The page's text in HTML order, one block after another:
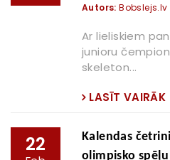
Autors: Bobslejs.lv
Ar lieliskiem
junioru
skeleton...
LASĪT VAIRĀK
22
Kalendas
olimpisko